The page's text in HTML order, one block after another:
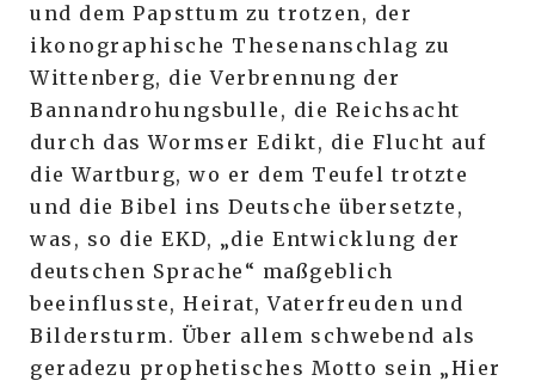
und dem Papsttum zu trotzen, der
ikonographische Thesenanschlag zu
Wittenberg, die Verbrennung der
Bannandrohungsbulle, die Reichsacht
durch das Wormser Edikt, die Flucht auf
die Wartburg, wo er dem Teufel trotzte
und die Bibel ins Deutsche übersetzte,
was, so die EKD, „die Entwicklung der
deutschen Sprache“ maßgeblich
beeinflusste, Heirat, Vaterfreuden und
Bildersturm. Über allem schwebend als
geradezu prophetisches Motto sein „Hier